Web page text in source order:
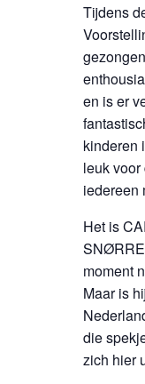
Tijdens
en is er
kinderen
leuk
iedereen
Het is
moment
Maar is
die
zich hier